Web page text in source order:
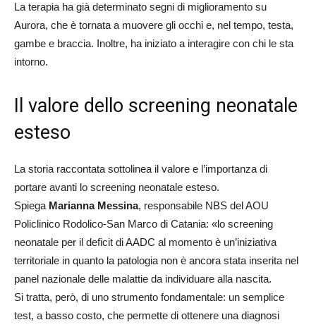
La terapia ha già determinato segni di miglioramento su
Aurora, che è tornata a muovere gli occhi e, nel tempo, testa,
gambe e braccia. Inoltre, ha iniziato a interagire con chi le sta
intorno.
Il valore dello screening neonatale
esteso
La storia raccontata sottolinea il valore e l’importanza di
portare avanti lo screening neonatale esteso.
Spiega Marianna Messina, responsabile NBS del AOU
Policlinico Rodolico-San Marco di Catania: «lo screening
neonatale per il deficit di AADC al momento è un’iniziativa
territoriale in quanto la patologia non è ancora stata inserita nel
panel nazionale delle malattie da individuare alla nascita.
Si tratta, però, di uno strumento fondamentale: un semplice
test, a basso costo, che permette di ottenere una diagnosi